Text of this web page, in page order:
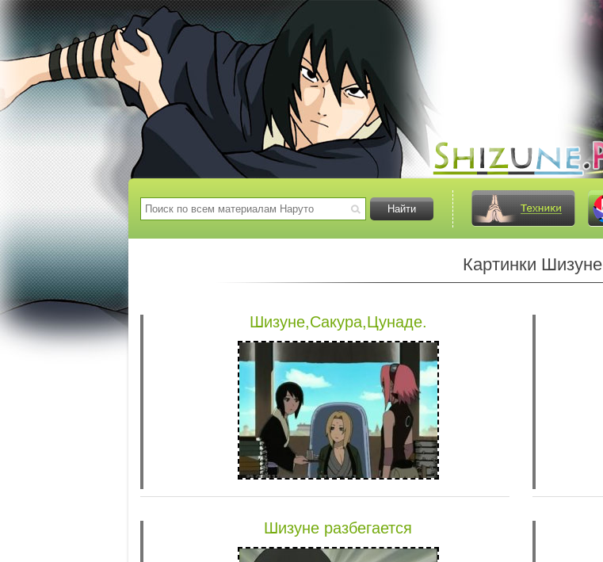
Картинки Шизуне
Шизуне,Сакура,Цунаде.
Шизуне разбегается